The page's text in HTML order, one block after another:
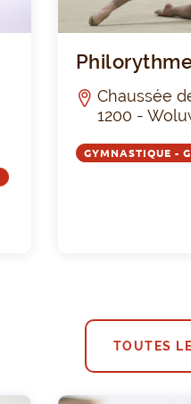
Chaussée
1200 -
GYMNASTIQUE -
TOUTES